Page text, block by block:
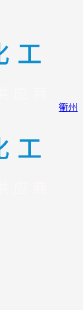
衢州